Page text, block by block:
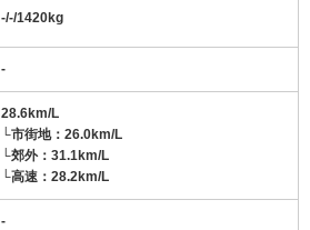
-/-/1420kg
-
28.6km/L
└市街地：26.0km/L
└郊外：31.1km/L
└高速：28.2km/L
-